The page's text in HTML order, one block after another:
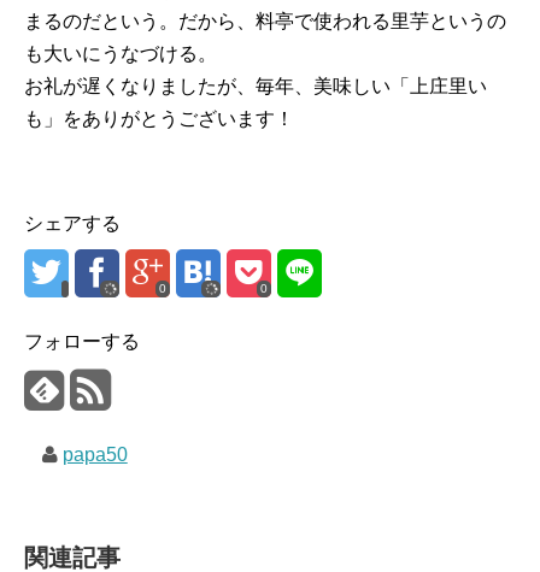
まるのだという。だから、料亭で使われる里芋というの
も大いにうなづける。
お礼が遅くなりましたが、毎年、美味しい「上庄里い
も」をありがとうございます！
シェアする
0 0
フォローする
papa50
関連記事